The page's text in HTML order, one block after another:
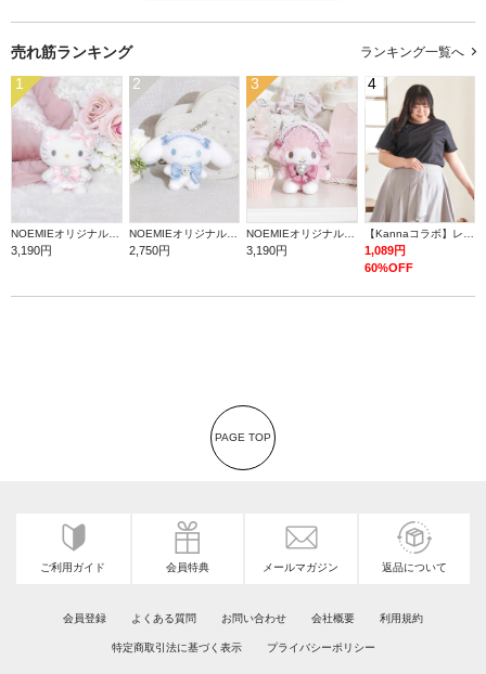
売れ筋ランキング ランキング一覧へ
1
3,190円
2
NOEMIEオリジナル シナモロールぬいぐるみキーホルダー
2,750円
3
3,190円
4
1,089円
60%OFF
PAGE TOP
ご利用ガイド 会員特典 メールマガジン 返品について
会員登録 よくある質問 お問い合わせ 会社概要 利用規約
特定商取引法に基づく表示 プライバシーポリシー